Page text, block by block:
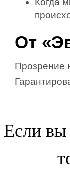
От
Прозрение
Если